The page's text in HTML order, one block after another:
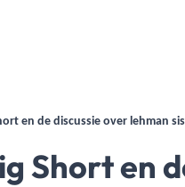
en de discussie over lehman
Short en